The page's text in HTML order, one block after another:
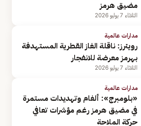
مضيق هرمز
الثلاثاء 7 يوليو 2026
مدارات عالمية
رويترز: ناقلة الغاز القطرية المستهدفة
بهرمز معرضة للانفجار
الثلاثاء 7 يوليو 2026
مدارات عالمية
«بلومبرج»: ألغام وتهديدات مستمرة
في مضيق هرمز رغم مؤشرات تعافي
حركة الملاحة